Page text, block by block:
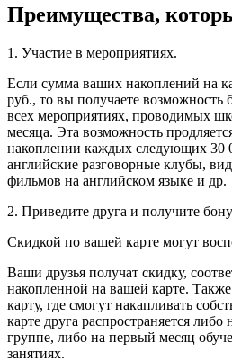
Преимущества,
1. Участие в мероприятиях.
Если сумма ваших накоплений на
руб., то вы получаете возможность
всех мероприятиях, проводимых
месяца. Эта возможность
накоплении каждых следующих 30
английские разговорные клубы,
фильмов на английском языке и др.
2. Приведите друга и получите
Скидкой по вашей карте могут
Ваши друзья получат скидку,
накопленной на вашей карте.
карту, где смогут накапливать
карте друга распространяется
группе, либо на первый месяц
занятиях.